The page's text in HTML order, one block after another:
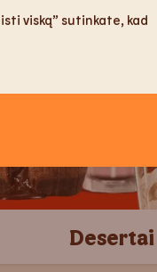
viską” sutinkate, kad
Desertai